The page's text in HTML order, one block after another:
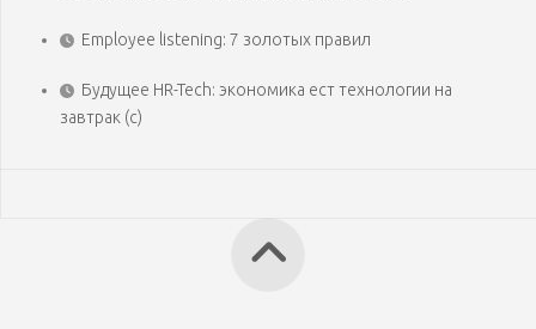
Employee listening: 7 золотых правил
Будущее HR-Tech: экономика ест технологии на
завтрак (с)